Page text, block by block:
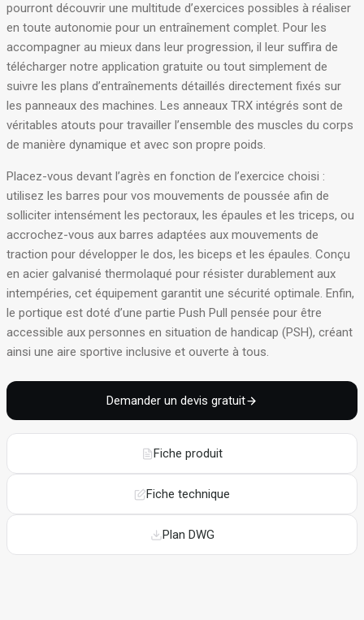
pourront découvrir une multitude d’exercices possibles à réaliser
en toute autonomie pour un entraînement complet. Pour les
accompagner au mieux dans leur progression, il leur suffira de
télécharger notre application gratuite ou tout simplement de
suivre les plans d’entraînements détaillés directement fixés sur
les panneaux des machines. Les anneaux TRX intégrés sont de
véritables atouts pour travailler l’ensemble des muscles du corps
de manière dynamique et avec son propre poids.
Placez-vous devant l’agrès en fonction de l’exercice choisi :
utilisez les barres pour vos mouvements de poussée afin de
solliciter intensément les pectoraux, les épaules et les triceps, ou
accrochez-vous aux barres adaptées aux mouvements de
traction pour développer le dos, les biceps et les épaules. Conçu
en acier galvanisé thermolaqué pour résister durablement aux
intempéries, cet équipement garantit une sécurité optimale. Enfin,
le portique est doté d’une partie Push Pull pensée pour être
accessible aux personnes en situation de handicap (PSH), créant
ainsi une aire sportive inclusive et ouverte à tous.
Demander un devis gratuit
Fiche produit
Fiche technique
Plan DWG